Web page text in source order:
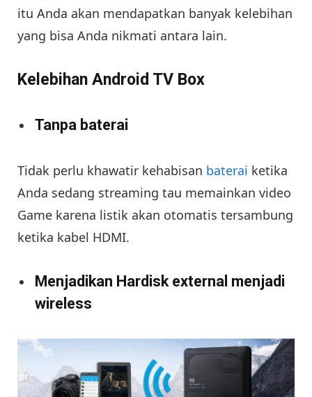
itu Anda akan mendapatkan banyak kelebihan
yang bisa Anda nikmati antara lain.
Kelebihan Android TV Box
Tanpa baterai
Tidak perlu khawatir kehabisan baterai ketika
Anda sedang streaming tau memainkan video
Game karena listik akan otomatis tersambung
ketika kabel HDMI.
Menjadikan Hardisk external menjadi
wireless